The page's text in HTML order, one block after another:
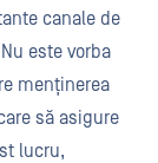
canale de
este vorba
menținerea
să asigure
lucru,